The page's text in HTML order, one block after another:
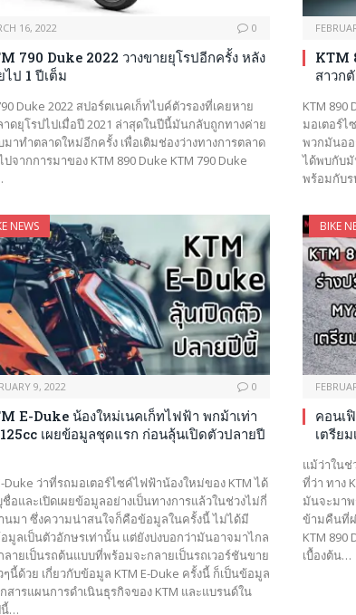
16, 2022 0
790 Duke 2022 วางขายยุโรปอีกครั้ง หลัง
ไป 1 ปีเต็ม
Duke 2022 สปอร์ตเนคเก็ทไบค์ตัวรองที่เคยหาย
าดยุโรปไปเมื่อปี 2021 ล่าสุดในปีนี้มันกลับถูกทางค่าย
าทำตลาดใหม่อีกครั้ง เพื่อเติมช่องว่างทางการตลาด
จากการมาของ KTM 890 Duke KTM 790 Duke
KTM
สาวก
KTM 890
มอเตอร์ไ
พวกมันออ
ได้พบกับ
พร้อมกับร
NEWS
9, 2022 0
E-Duke น้องใหม่เนคเก็ทไฟฟ้า พกม้าเท่า
เผยข้อมูลชุดแรก ก่อนลุ้นเปิดตัวปลายปี
Duke ว่าที่รถมอเตอร์ไซค์ไฟฟ้าน้องใหม่ของ KTM ได้
อและเปิดเผยข้อมูลอย่างเป็นทางการแล้วในช่วงไม่กี่
นมา ซึ่งความน่าสนใจก็คือข้อมูลในครั้งนี้ ไม่ได้มี
อมูลเป็นตัวอักษรเท่านั้น แต่ยังบ่งบอกว่ามันอาจมาไกล
ลายเป็นรถต้นแบบที่พร้อมจะกลายเป็นรถเวอร์ชันขาย
ๆนี้ด้วย เกี่ยวกับข้อมูล KTM E-Duke ครั้งนี้ ก็เป็นข้อมูล
สารแผนการดำเนินธุรกิจของ KTM และแบรนด์ใน
นี้…
BIKE
คอนเ
เตรีย
แม้ว่าในช่
ที่ว่า ทาง
มันจะมาพ
ข้ามคืนที่ผ่
KTM
เบื้องต้น…